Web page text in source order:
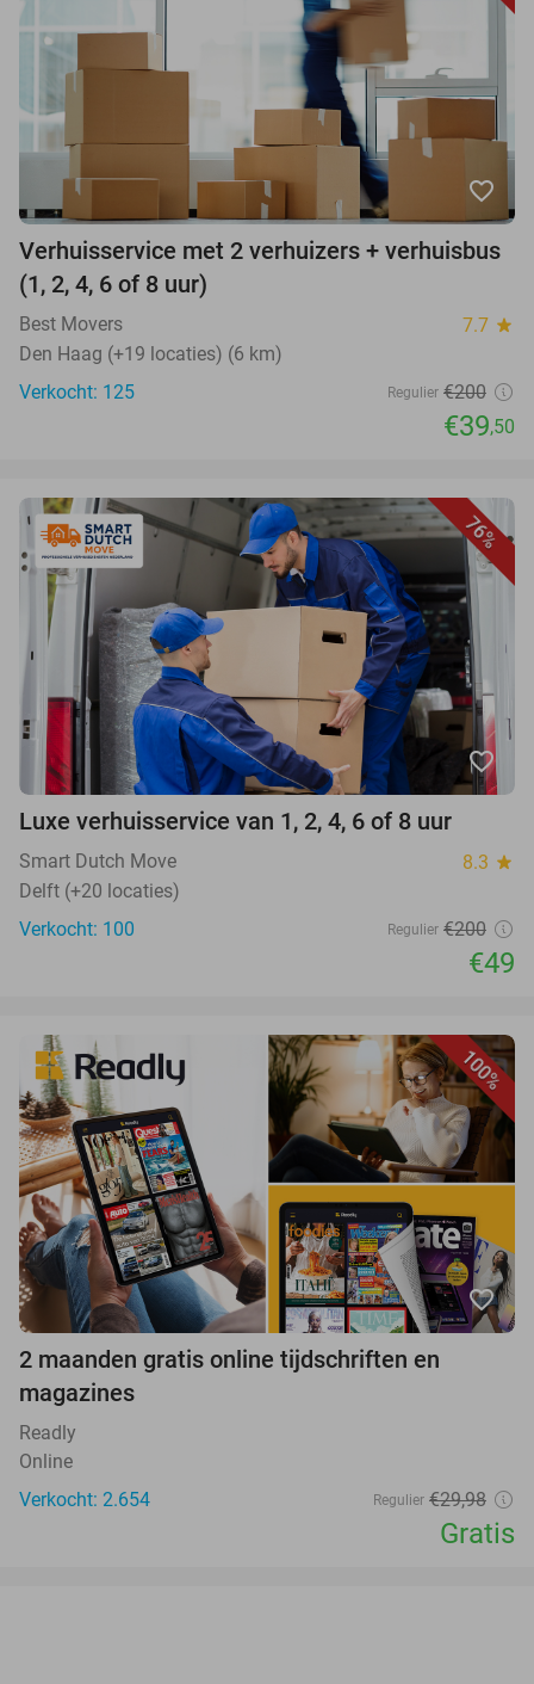
favorite_border
Verhuisservice met 2 verhuizers + verhuisbus
(1, 2, 4, 6 of 8 uur)
Best Movers 7.7 star
Den Haag (+19 locaties) (6 km)
Verkocht: 125
Regulier €200
€39,50
76%
favorite_border
Luxe verhuisservice van 1, 2, 4, 6 of 8 uur
Smart Dutch Move 8.3 star
Delft (+20 locaties)
Verkocht: 100
Regulier €200
€49
100%
favorite_border
2 maanden gratis online tijdschriften en
magazines
Readly
Online
Verkocht: 2.654
Regulier €29,98
Gratis